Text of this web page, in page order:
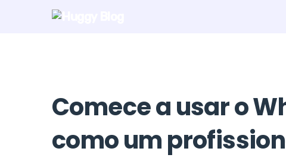
Comece a usar o
como um